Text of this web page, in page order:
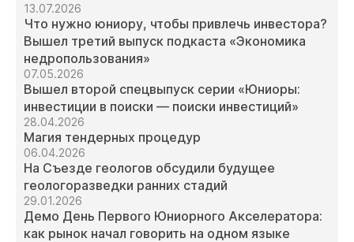
13.07.2026
Что нужно юниору, чтобы привлечь инвестора?
Вышел третий выпуск подкаста «Экономика
недропользования»
07.05.2026
Вышел второй спецвыпуск серии «Юниоры:
инвестиции в поиски — поиски инвестиций»
28.04.2026
Магия тендерных процедур
06.04.2026
На Съезде геологов обсудили будущее
геологоразведки ранних стадий
29.01.2026
Демо День Первого Юниорного Акселератора:
как рынок начал говорить на одном языке